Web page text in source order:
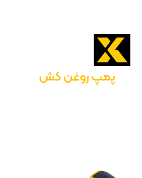
پمپ روغن کش